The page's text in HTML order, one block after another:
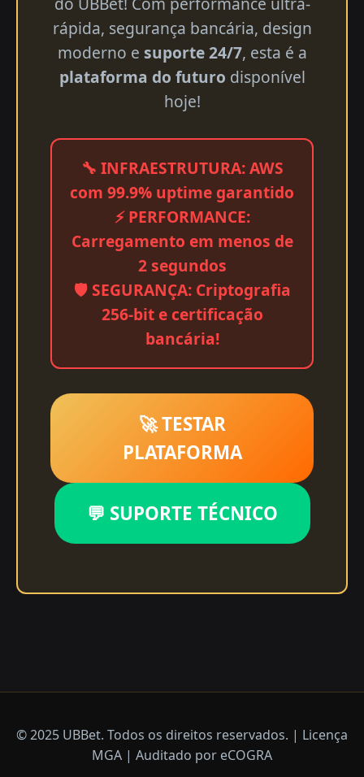
rápida, segurança bancária, design
moderno e suporte 24/7, esta é a
plataforma do futuro disponível
hoje!
🔧 INFRAESTRUTURA: AWS
com 99.9% uptime garantido
⚡ PERFORMANCE:
Carregamento em menos de
2 segundos
🛡️ SEGURANÇA: Criptografia
256-bit e certificação
bancária!
🚀 TESTAR
PLATAFORMA
💬 SUPORTE TÉCNICO
© 2025 UBBet. Todos os direitos reservados. | Licença
MGA | Auditado por eCOGRA